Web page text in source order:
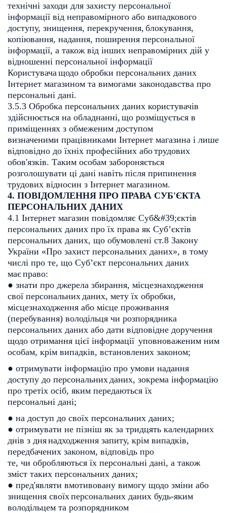
технічні заходи для захисту персональної
інформації від неправомірного або випадкового
доступу, знищення, перекручення, блокування,
копіювання, надання, поширення персональної
інформації, а також від інших неправомірних дій у
відношенні персональної інформації
Користувачащодо обробки персональних даних
Інтернет магазином та вимогами законодавства про
персональні дані.
3.5.3 Обробка персональних даних користувачів
здійснюється на обладнанні, що розміщується в
приміщеннях з обмеженим доступом
визначеними працівниками Інтернет магазина і лише
відповідно до їхніх професійних аботрудових
обов'язків. Таким особам забороняється
розголошувати ці дані навіть після припинення
трудових відносин з Інтернет магазином.
4. ПОВІДОМЛЕННЯ ПРО ПРАВА СУБ'ЄКТА
ПЕРСОНАЛЬНИХ ДАНИХ
4.1 Інтернет магазин повідомляє Суб&#39;єктів
персональних даних про їх права як Суб’єктів
персональних даних, що обумовлені ст.8 Закону
України «Про захист персональних даних», в тому
числі про те, що Суб’єкт персональних даних
маєправо:
● знати про джерела збирання, місцезнаходження
свої персональнихданих, мету їх обробки,
місцезнаходження або місце проживання
(перебування) володільця чи розпорядника
персональних даних або дати відповідне доручення
щодо отримання цієї інформації уповноваженим ним
особам, крім випадків, встановлених законом;
● отримувати інформацію про умови надання
доступу до персональнихданих, зокрема інформацію
про третіх осіб, яким передаються їх
персональні дані;
● на доступ до своїх персональних даних;
● отримувати не пізніш як за тридцять календарних
днів з днянадходження запиту, крім випадків,
передбачених законом, відповідь про
те, чи обробляються їх персональні дані, а також
зміст таких персональних даних;
● пред'являти вмотивовану вимогу щодо зміни або
знищення своїхперсональних даних будь-яким
володільцем та розпорядником